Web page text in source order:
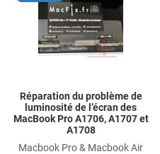
Add to Compare
Quick View
Réparation du problème de
luminosité de l’écran des
MacBook Pro A1706, A1707 et
A1708
Macbook Pro & Macbook Air